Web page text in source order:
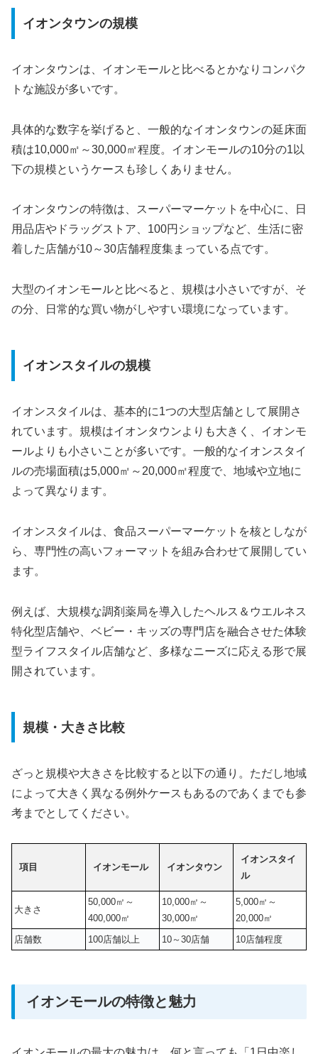
イオンタウンの規模
イオンタウンは、イオンモールと比べるとかなりコンパク
トな施設が多いです。
具体的な数字を挙げると、一般的なイオンタウンの延床面
積は10,000㎡～30,000㎡程度。イオンモールの10分の1以
下の規模というケースも珍しくありません。
イオンタウンの特徴は、スーパーマーケットを中心に、日
用品店やドラッグストア、100円ショップなど、生活に密
着した店舗が10～30店舗程度集まっている点です。
大型のイオンモールと比べると、規模は小さいですが、そ
の分、日常的な買い物がしやすい環境になっています。
イオンスタイルの規模
イオンスタイルは、基本的に1つの大型店舗として展開さ
れています。規模はイオンタウンよりも大きく、イオンモ
ールよりも小さいことが多いです。一般的なイオンスタイ
ルの売場面積は5,000㎡～20,000㎡程度で、地域や立地に
よって異なります。
イオンスタイルは、食品スーパーマーケットを核としなが
ら、専門性の高いフォーマットを組み合わせて展開してい
ます。
例えば、大規模な調剤薬局を導入したヘルス＆ウエルネス
特化型店舗や、ベビー・キッズの専門店を融合させた体験
型ライフスタイル店舗など、多様なニーズに応える形で展
開されています。
規模・大きさ比較
ざっと規模や大きさを比較すると以下の通り。ただし地域
によって大きく異なる例外ケースもあるのであくまでも参
考までとしてください。
項目 イオンモール イオンタウン
イオンスタイ
ル
大きさ
50,000㎡～
400,000㎡
10,000㎡～
30,000㎡
5,000㎡～
20,000㎡
店舗数
100店舗以上 10～30店舗 10店舗程度
イオンモールの特徴と魅力